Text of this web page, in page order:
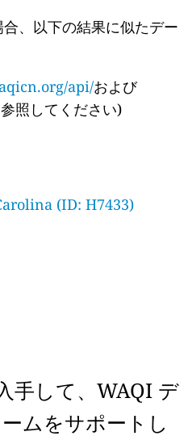
、以下の結果に似たデー
aqicn.org/api/および
照してください)
(ID: H7433)
手して、WAQI デ
ムをサポートし